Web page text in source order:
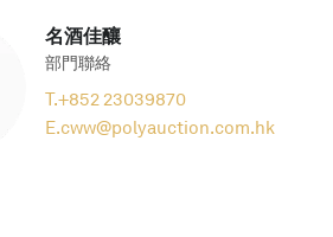
名酒佳釀
部門聯絡
T.+852 23039870
E.cww@polyauction.com.hk